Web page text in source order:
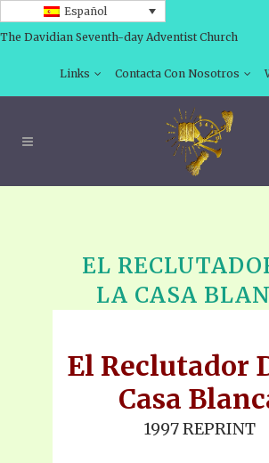
Español
The Davidian Seventh-day Adventist Church
Links Contacta Con Nosotros
EL
LA CASA
El Reclutador
Casa
1997 REPRINT